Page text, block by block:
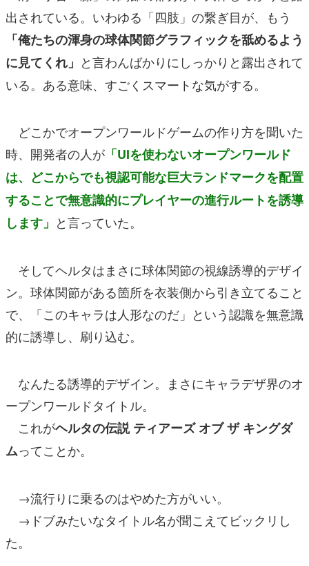
出されている。いわゆる「四肢」の繋ぎ目が、もう
「俺たちの渾身の球体関節グラフィックを舐めるよう
に見てくれ」 と言わんばかりにしっかりと露出されて
いる。ある意味、すごくスマートな気がする。
どこかでオープンワールドゲームの作り方を聞いた
時、開発者の人が 「UIを使わないオープンワールド
は、どこからでも視認可能な巨大ランドマークを配置
することで無意識的にプレイヤーの進行ルートを誘導
します」 と言っていた。
そしてヘルタはまさに球体関節の視線誘導的デザイ
ン。球体関節がある箇所を衣装側から引き立てること
で、「このキャラは人形なのだ」という認識を無意識
的に誘導し、刷り込む。
なんたる誘導的デザイン。まさにキャラデザ界のオ
ープンワールドタイトル。
これがヘルタの伝説 ティアーズ オブ ザ キングダ
ムってことか。
→流行りに乗るのはやめた方がいい。
→ドブみたいなタイトル名が聞こえてビックリし
た。